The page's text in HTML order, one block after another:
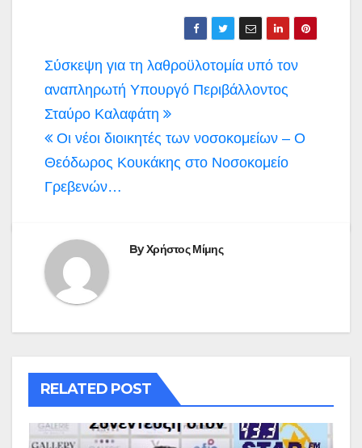
Πλοήγηση
άρθρων
Σύσκεψη για τη λαθροϋλοτομία υπό τον
αναπληρωτή Υπουργό Περιβάλλοντος
Σταύρο Καλαφάτη
Οι νέοι διοικητές των νοσοκομείων – Ο
Θεόδωρος Κουκάκης στο Νοσοκομείο
Γρεβενών…
ByΧρήστος Μίμης
RELATED POST